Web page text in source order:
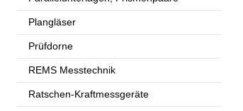
Plangläser
Prüfdorne
REMS Messtechnik
Ratschen-Kraftmessgeräte